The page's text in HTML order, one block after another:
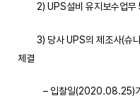
2) UPS설비 유지보수업무
3) 당사 UPS의 제조사(슈
체결
– 입찰일(2020.08.25)기준